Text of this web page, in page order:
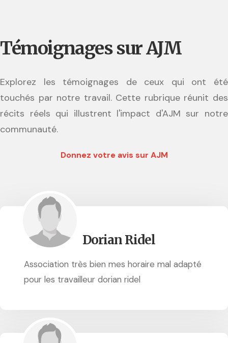
Témoignages sur AJM
Explorez les témoignages de ceux qui ont été
touchés par notre travail. Cette rubrique réunit des
récits réels qui illustrent l'impact d'AJM sur notre
communauté.
Donnez votre avis sur AJM
Dorian Ridel
Association très bien mes horaire mal adapté
pour les travailleur dorian ridel